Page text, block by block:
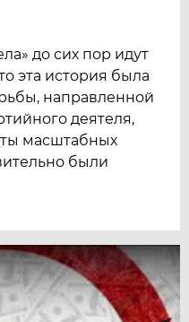
до сих пор идут
эта история была
направленной
деятеля,
масштабных
были